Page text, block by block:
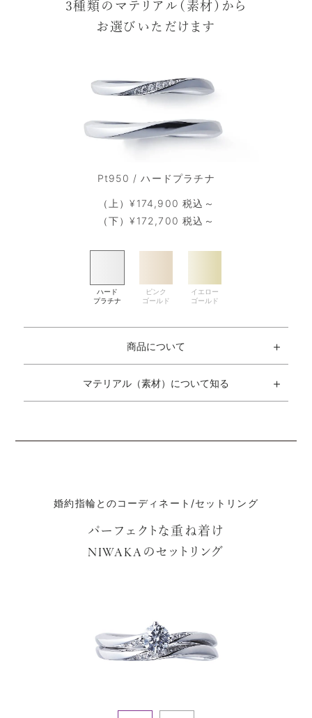
3種類のマテリアル（素材）から
お選びいただけます
Pt950 / ハードプラチナ
（上）¥174,900 税込～
（下）¥172,700 税込～
商品について
マテリアル（素材）について知る
婚約指輪とのコーディネート/セットリング
パーフェクトな重ね着け
NIWAKA のセットリング